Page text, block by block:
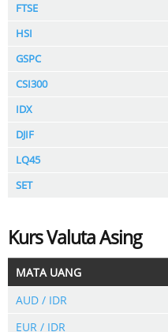
FTSE
HSI
GSPC
CSI300
IDX
DJIF
LQ45
SET
Kurs Valuta Asing
MATA UANG
AUD / IDR
EUR / IDR